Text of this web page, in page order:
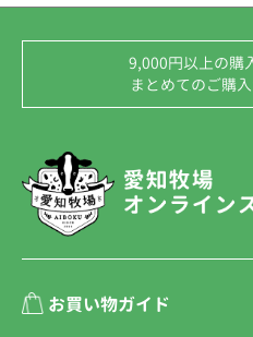
9,000円以上の購
まとめてのご購
お買い物ガイド